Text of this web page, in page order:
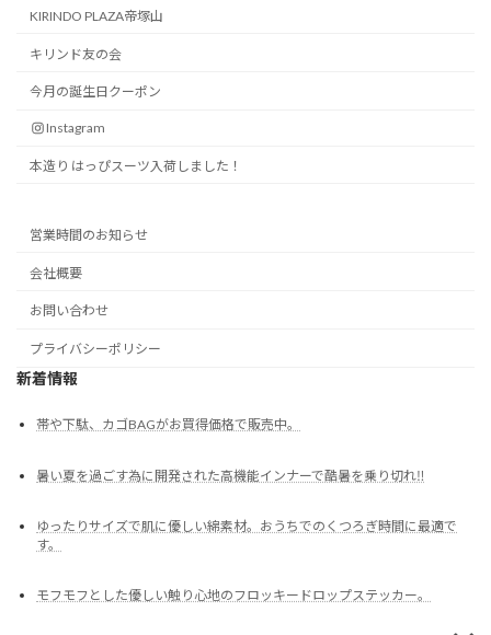
KIRINDO PLAZA帝塚山
キリンド友の会
今月の誕生日クーポン
Instagram
本造り はっぴスーツ入荷しました！
営業時間のお知らせ
会社概要
お問い合わせ
プライバシーポリシー
新着情報
帯や下駄、カゴBAGがお買得価格で販売中。
暑い夏を過ごす為に開発された高機能インナーで酷暑を乗り切れ‼
ゆったりサイズで肌に優しい綿素材。おうちでのくつろぎ時間に最適で
す。
モフモフとした優しい触り心地のフロッキードロップステッカー。